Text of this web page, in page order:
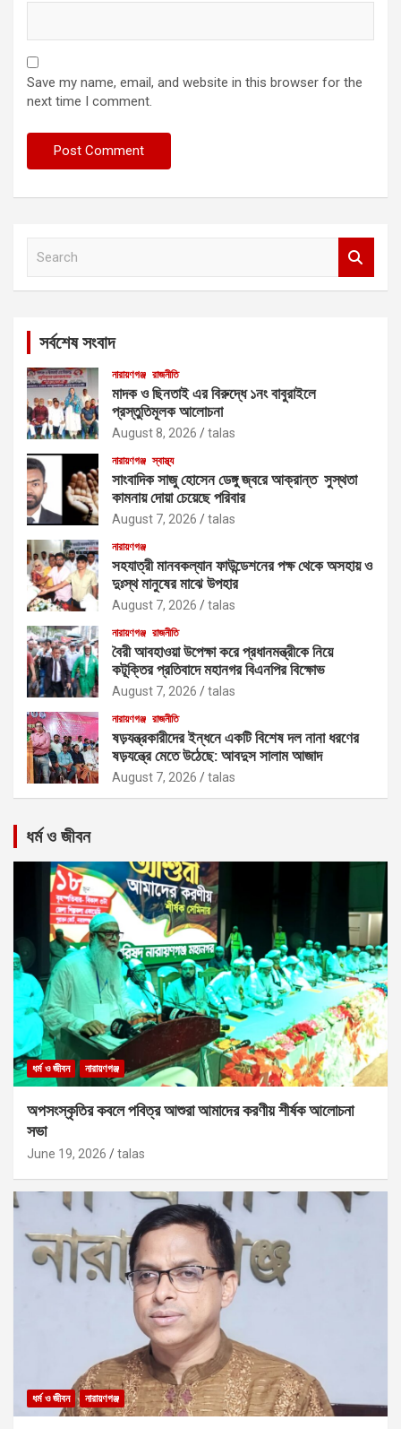
Save my name, email, and website in this browser for the
next time I comment.
সর্বশেষ সংবাদ
নারায়ণগঞ্জ রাজনীতি
মাদক ও ছিনতাই এর বিরুদ্ধে ১নং বাবুরাইলে
প্রস্তুতিমূলক আলোচনা
August 8, 2026 talas
নারায়ণগঞ্জ স্বাস্থ্য
সাংবাদিক সাজু হোসেন ডেঙ্গু জ্বরে আক্রান্ত সুস্থতা
কামনায় দোয়া চেয়েছে পরিবার
August 7, 2026 talas
নারায়ণগঞ্জ
সহযাত্রী মানবকল্যান ফাউন্ডেশনের পক্ষ থেকে অসহায় ও
দুঃস্থ মানুষের মাঝে উপহার
August 7, 2026 talas
নারায়ণগঞ্জ রাজনীতি
বৈরী আবহাওয়া উপেক্ষা করে প্রধানমন্ত্রীকে নিয়ে
কটূক্তির প্রতিবাদে মহানগর বিএনপির বিক্ষোভ
August 7, 2026 talas
নারায়ণগঞ্জ রাজনীতি
ষড়যন্ত্রকারীদের ইন্ধনে একটি বিশেষ দল নানা ধরণের
ষড়যন্ত্রে মেতে উঠেছে: আবদুস সালাম আজাদ
August 7, 2026 talas
ধর্ম ও জীবন
ধর্ম ও জীবন নারায়ণগঞ্জ
অপসংস্কৃতির কবলে পবিত্র আশুরা আমাদের করণীয় শীর্ষক আলোচনা
সভা
June 19, 2026 talas
ধর্ম ও জীবন নারায়ণগঞ্জ